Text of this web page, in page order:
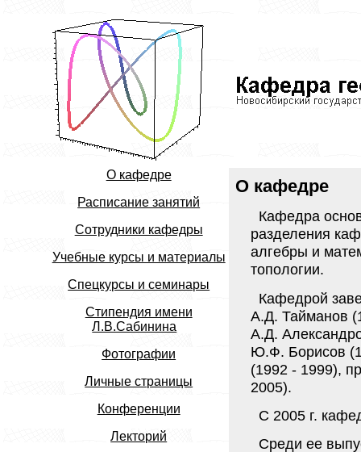
О кафедре
Расписание занятий
Сотрудники кафедры
Учебные курсы и материалы
Спецкурсы и семинары
Стипендия имени
Л.В.Сабинина
Фотографии
Личные страницы
Конференции
Лекторий
О кафедре
Кафедра
разделения
алгебры и
топологии.
Кафедрой
А.Д. Тайманов
А.Д.
Ю.Ф. Борисов
(1992 - 1999),
2005).
С 2005 г.
Среди ее